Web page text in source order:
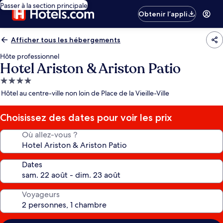
Passer à la section principale
Obtenir l’appli
Afficher tous les hébergements
Hôte professionnel
Hotel Ariston & Ariston Patio
Hébergement
4.0 étoiles
Hôtel au centre-ville non loin de Place de la Vieille-Ville
Choisissez des dates pour voir les prix
Où allez-vous ?
Dates
Voyageurs